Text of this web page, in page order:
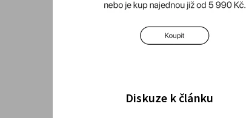
Diskuze k článku